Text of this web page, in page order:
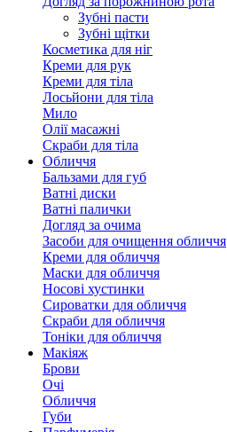
Зубні пасти
Зубні щітки
Косметика для ніг
Креми для рук
Креми для тіла
Лосьйони для тіла
Мило
Олії масажні
Скраби для тіла
Обличчя
Бальзами для губ
Ватні диски
Ватні палички
Догляд за очима
Засоби для очищення обличчя
Креми для обличчя
Маски для обличчя
Носові хустинки
Сироватки для обличчя
Скраби для обличчя
Тоніки для обличчя
Макіяж
Брови
Очі
Обличчя
Губи